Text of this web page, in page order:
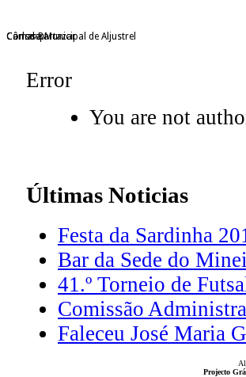
Câmara Municipal de Aljustrel
Consdep
Carlos Bartazar
Error
You are not
Últimas Noticias
Festa da Sardinha
Bar da Sede do
41.º Torneio de
Comissão
Faleceu José Maria
Projecto